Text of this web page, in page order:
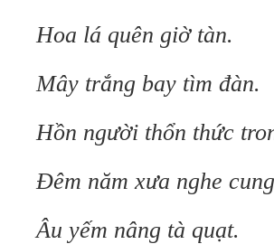
Hoa lá quên giờ tàn.
Mây trắng bay tìm đàn.
Hồn người thổn thức
Đêm năm xưa nghe
Âu yếm nâng tà quạt.